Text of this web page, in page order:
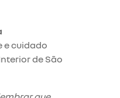
e cuidado
de São